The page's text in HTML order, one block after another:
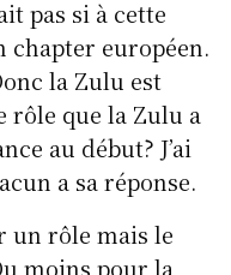
pas si à cette
chapter européen.
la Zulu est
rôle que la Zulu a
au début? J’ai
a sa réponse.
un rôle mais le
moins pour la